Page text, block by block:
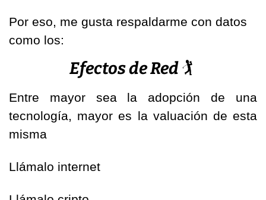
Por eso, me gusta respaldarme con datos
como los:
Efectos de Red 🏌
Entre mayor sea la adopción de una
tecnología, mayor es la valuación de esta
misma
Llámalo internet